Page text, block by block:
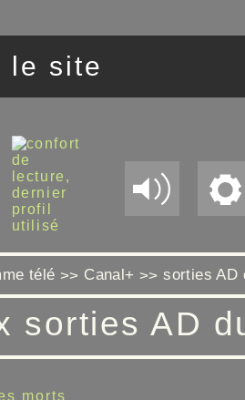
télé >> Canal+ >>sorties AD
sorties AD
morts